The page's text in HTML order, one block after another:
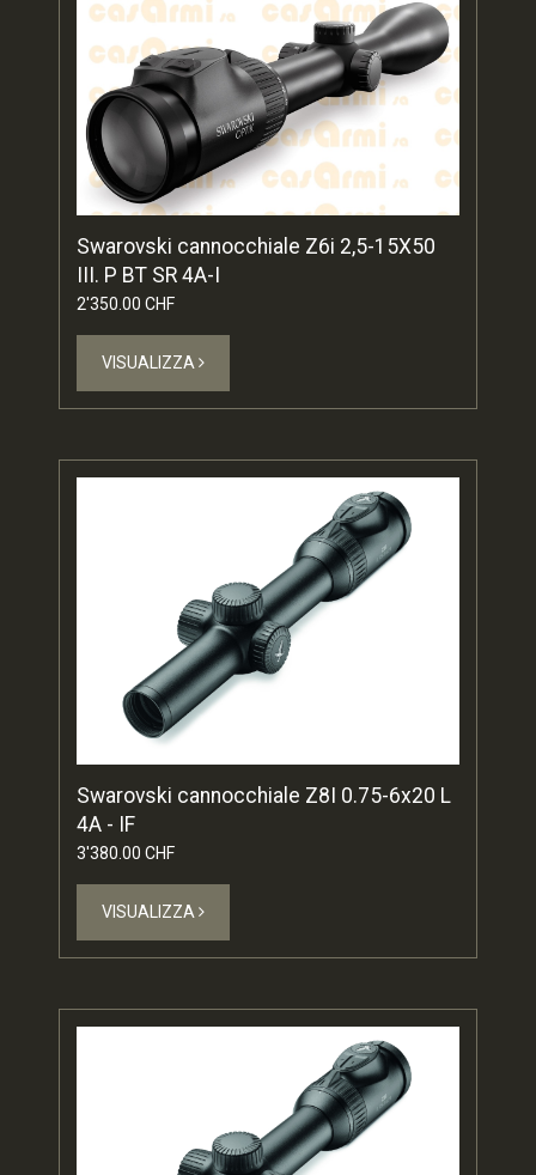
Swarovski cannocchiale Z6i 2,5-15X50
III. P BT SR 4A-I
2'350.00 CHF
VISUALIZZA
Swarovski cannocchiale Z8I 0.75-6x20 L
4A - IF
3'380.00 CHF
VISUALIZZA